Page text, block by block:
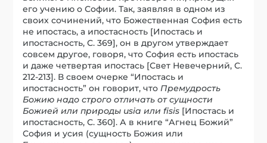
его учению о Софии. Так, заявляя в одном из
своих сочинений, что Божественная София есть
не ипостась, а ипостасность [Ипостась и
ипостасность, С. 369], он в другом утверждает
совсем другое, говоря, что София есть ипостась
и даже четвертая ипостась [Свет Невечерний, С.
212-213]. В своем очерке “Ипостась и
ипостасность” он говорит, что Премудрость
Божию надо строго отличать от сущности
Божией или природы usia или fisis [Ипостась и
ипостасность, С. 360]. А в книге “Агнец Божий”
София и усия (сущность Божия или